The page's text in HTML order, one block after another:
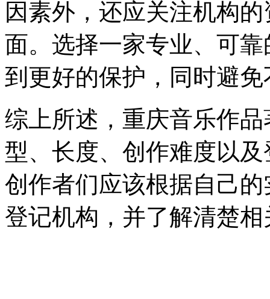
因素外，还应关注机构
面。选择一家专业、可
到更好的保护，同时避
综上所述，重庆音乐作
型、长度、创作难度以
创作者们应该根据自己
登记机构，并了解清楚